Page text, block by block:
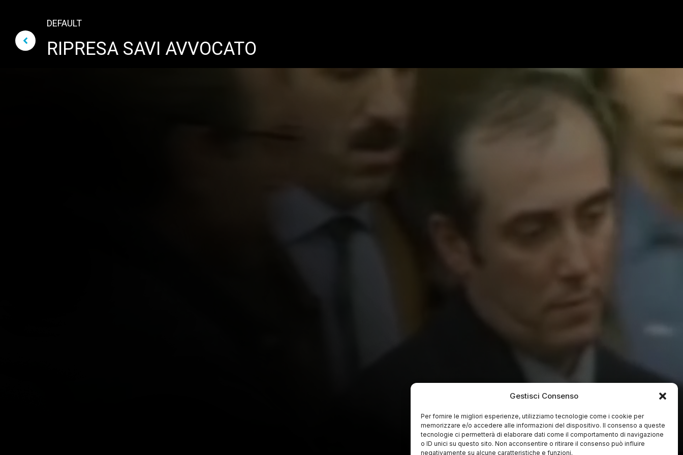
Gestisci Consenso
Per fornire le migliori esperienze, utilizziamo tecnologie come i cookie per
memorizzare e/o accedere alle informazioni del dispositivo. Il consenso a queste
tecnologie ci permetterà di elaborare dati come il comportamento di navigazione
o ID unici su questo sito. Non acconsentire o ritirare il consenso può influire
negativamente su alcune caratteristiche e funzioni.